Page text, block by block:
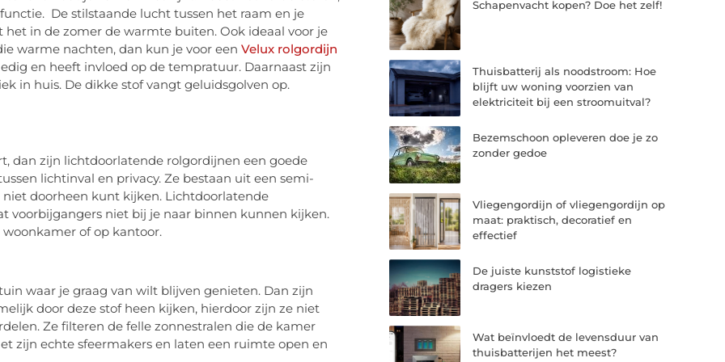
De stilstaande lucht tussen het raam en je
in de zomer de warmte buiten. Ook ideaal voor je
warme nachten, dan kun je voor een Velux rolgordijn
en heeft invloed op de tempratuur. Daarnaast zijn
in huis. De dikke stof vangt geluidsgolven op.
dan zijn lichtdoorlatende rolgordijnen een goede
lichtinval en privacy. Ze bestaan uit een semi-
doorheen kunt kijken. Lichtdoorlatende
voorbijgangers niet bij je naar binnen kunnen kijken.
of op kantoor.
waar je graag van wilt blijven genieten. Dan zijn
door deze stof heen kijken, hierdoor zijn ze niet
Ze filteren de felle zonnestralen die de kamer
zijn echte sfeermakers en laten een ruimte open en
Schapenvacht kopen? Doe het zelf!
Thuisbatterij als noodstroom: Hoe
blijft uw woning voorzien van
elektriciteit bij een stroomuitval?
Bezemschoon opleveren doe je zo
zonder gedoe
Vliegengordijn of vliegengordijn op
maat: praktisch, decoratief en
effectief
De juiste kunststof logistieke
dragers kiezen
Wat beïnvloedt de levensduur van
thuisbatterijen het meest?